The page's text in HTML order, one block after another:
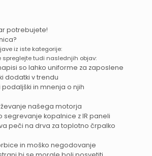
potrebujete!
iz iste kategorije:
spreglejte tudi naslednjih objav:
so lahko uniforme za zaposlene
dodatki v trendu
podaljški in mnenja o njih
našega motorja
segrevanje kopalnice z IR paneli
peči na drva za toplotno črpalko
in moško negodovanje